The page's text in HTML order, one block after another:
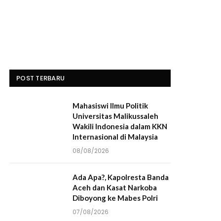
POST TERBARU
Mahasiswi Ilmu Politik
Universitas Malikussaleh
Wakili Indonesia dalam KKN
Internasional di Malaysia
08/08/2026
Ada Apa?, Kapolresta Banda
Aceh dan Kasat Narkoba
Diboyong ke Mabes Polri
07/08/2026